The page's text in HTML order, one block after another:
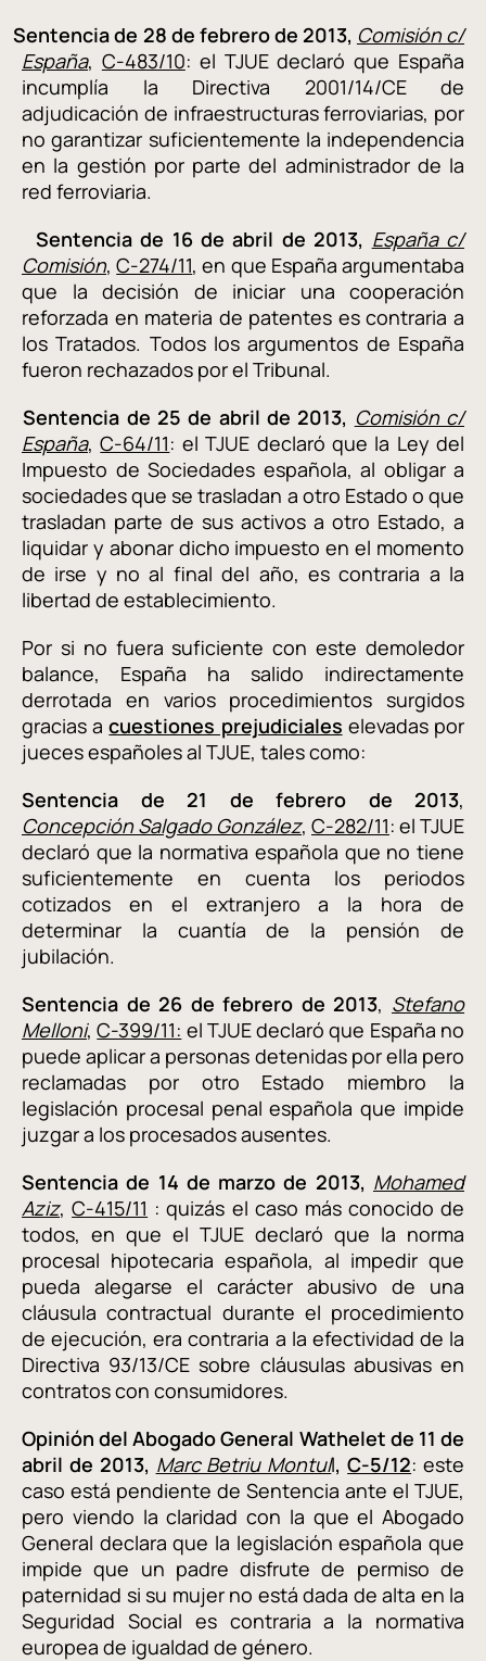
de 28 de febrero de 2013, Comisión c/
España, C-483/10: el TJUE declaró que España
incumplía la Directiva 2001/14/CE de
adjudicación de infraestructuras ferroviarias, por
no garantizar suficientemente la independencia
en la gestión por parte del administrador de la
red ferroviaria.
de 16 de abril de 2013, España c/
Comisión,C-274/11, en que España argumentaba
que la decisión de iniciar una cooperación
reforzada en materia de patentes es contraria a
los Tratados. Todos los argumentos de España
fueron rechazados por el Tribunal.
de 25 de abril de 2013, Comisión c/
España,C-64/11: el TJUE declaró que la Ley del
Impuesto de Sociedades española, al obligar a
sociedades que se trasladan a otro Estado o que
trasladan parte de sus activos a otro Estado, a
liquidar y abonar dicho impuesto en el momento
de irse y no al final del año, es contraria a la
libertad de establecimiento.
Por si no fuera suficiente con este demoledor
balance, España ha salido indirectamente
derrotada en varios procedimientos surgidos
gracias acuestiones prejudiciales elevadas por
jueces españoles al TJUE, tales como:
Sentencia de 21 de febrero de 2013,
Concepción Salgado González, C-282/11: el TJUE
declaró que la normativa española que no tiene
suficientemente en cuenta los periodos
cotizados en el extranjero a la hora de
determinar la cuantía de la pensión de
jubilación.
Sentencia de 26 de febrero de 2013, Stefano
Melloni,C-399/11: el TJUE declaró que España no
puede aplicar a personas detenidas por ella pero
reclamadas por otro Estado miembro la
legislación procesal penal española que impide
juzgar a los procesados ausentes.
Sentencia de 14 de marzo de 2013, Mohamed
Aziz,C-415/11 : quizás el caso más conocido de
todos, en que el TJUE declaró que la norma
procesal hipotecaria española, al impedir que
pueda alegarse el carácter abusivo de una
cláusula contractual durante el procedimiento
de ejecución, era contraria a la efectividad de la
Directiva 93/13/CE sobre cláusulas abusivas en
contratos con consumidores.
Opinión del Abogado General Wathelet de 11 de
abril de 2013, Marc Betriu Montull,C-5/12: este
caso está pendiente de Sentencia ante el TJUE,
pero viendo la claridad con la que el Abogado
General declara que la legislación española que
impide que un padre disfrute de permiso de
paternidad si su mujer no está dada de alta en la
Seguridad Social es contraria a la normativa
europea de igualdad de género.